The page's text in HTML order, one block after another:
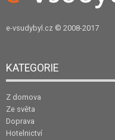
e-vsudybyl.cz © 2008-2017
KATEGORIE
Z domova
Ze světa
Doprava
Hotelnictví